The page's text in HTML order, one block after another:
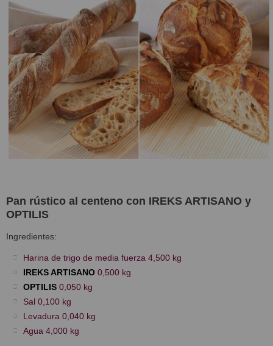
Pan rústico al centeno con IREKS ARTISANO y
OPTILIS
Ingredientes:
Harina de trigo de media fuerza 4,500 kg
IREKS ARTISANO 0,500 kg
OPTILIS 0,050 kg
Sal 0,100 kg
Levadura 0,040 kg
Agua 4,000 kg